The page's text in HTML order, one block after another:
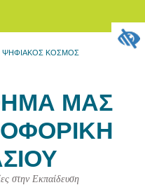
ΨΗΦΙΑΚΌΣ ΚΌΣΜΟΣ
ΜΑΣ
στην Εκπαίδευση